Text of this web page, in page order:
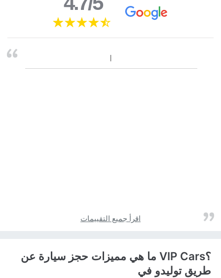
اقرأ جميع التقييمات
؟VIP Cars ما هي مميزات حجز سيارة عن
طريق توليدو في